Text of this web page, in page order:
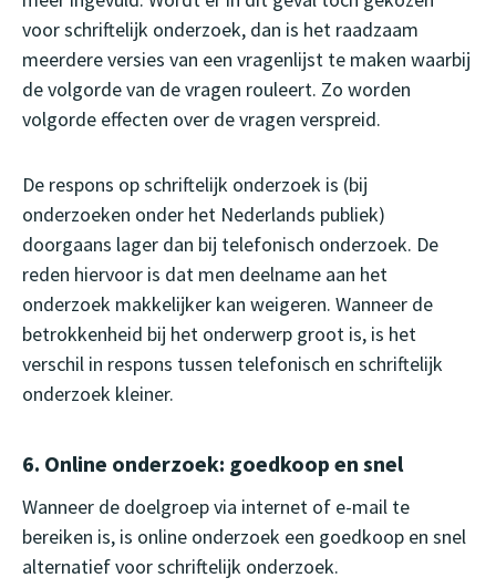
voor schriftelijk onderzoek, dan is het raadzaam
meerdere versies van een vragenlijst te maken waarbij
de volgorde van de vragen rouleert. Zo worden
volgorde effecten over de vragen verspreid.
De respons op schriftelijk onderzoek is (bij
onderzoeken onder het Nederlands publiek)
doorgaans lager dan bij telefonisch onderzoek. De
reden hiervoor is dat men deelname aan het
onderzoek makkelijker kan weigeren. Wanneer de
betrokkenheid bij het onderwerp groot is, is het
verschil in respons tussen telefonisch en schriftelijk
onderzoek kleiner.
6. Online onderzoek: goedkoop en snel
Wanneer de doelgroep via internet of e-mail te
bereiken is, is online onderzoek een goedkoop en snel
alternatief voor schriftelijk onderzoek.